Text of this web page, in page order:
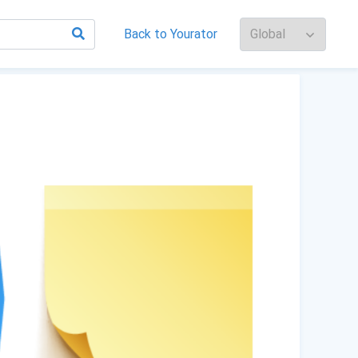
Back to Yourator